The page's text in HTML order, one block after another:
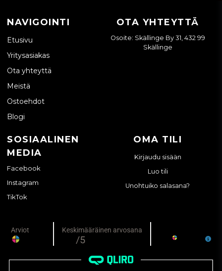
NAVIGOINTI
Etusivu
Yritysasiakas
Ota yhteyttä
Meistä
Ostoehdot
Blogi
OTA YHTEYTTÄ
Osoite: Skällinge By 31, 432 99
Skällinge
SOSIAALINEN
MEDIA
Facebook
Instagram
TikTok
OMA TILI
Kirjaudu sisään
Luo tili
Unohtuiko salasana?